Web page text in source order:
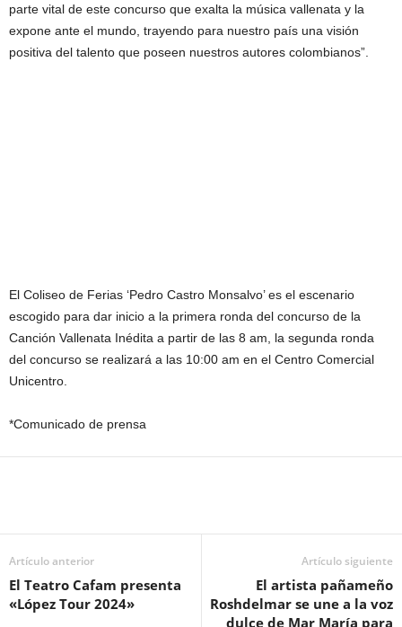
parte vital de este concurso que exalta la música vallenata y la
expone ante el mundo, trayendo para nuestro país una visión
positiva del talento que poseen nuestros autores colombianos”.
El Coliseo de Ferias ‘Pedro Castro Monsalvo’ es el escenario
escogido para dar inicio a la primera ronda del concurso de la
Canción Vallenata Inédita a partir de las 8 am, la segunda ronda
del concurso se realizará a las 10:00 am en el Centro Comercial
Unicentro.
*Comunicado de prensa
Artículo anterior
El Teatro Cafam presenta
«López Tour 2024»
Artículo siguiente
El artista pañameño
Roshdelmar se une a la voz
dulce de Mar María para